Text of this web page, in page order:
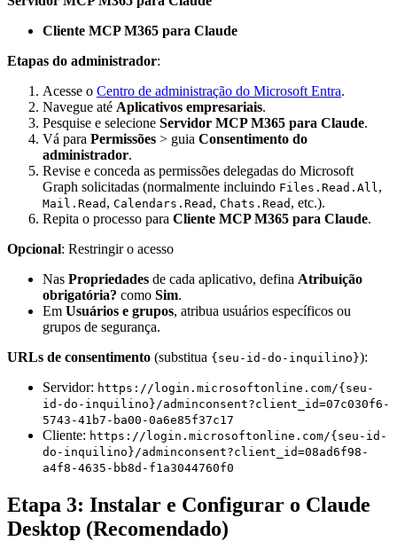
Cliente MCP M365 para Claude
Etapas do administrador:
Acesse o Centro de administração do Microsoft Entra.
Navegue até Aplicativos empresariais.
Pesquise e selecione Servidor MCP M365 para Claude.
Vá para Permissões > guia Consentimento do
administrador.
Revise e conceda as permissões delegadas do Microsoft
Graph solicitadas (normalmente incluindo Files.Read.All,
Mail.Read , Calendars.Read , Chats.Read , etc.).
Repita o processo para Cliente MCP M365 para Claude.
Opcional: Restringir o acesso
Nas Propriedades de cada aplicativo, defina Atribuição
obrigatória? como Sim.
Em Usuários e grupos, atribua usuários específicos ou
grupos de segurança.
URLs de consentimento (substitua {seu-id-do-inquilino}):
Servidor: https://login.microsoftonline.com/{seu-
id-do-inquilino}/adminconsent?client_id=07c030f6-
5743-41b7-ba00-0a6e85f37c17
Cliente: https://login.microsoftonline.com/{seu-id-
do-inquilino}/adminconsent?client_id=08ad6f98-
a4f8-4635-bb8d-f1a3044760f0
Etapa 3: Instalar e Configurar o Claude
Desktop (Recomendado)